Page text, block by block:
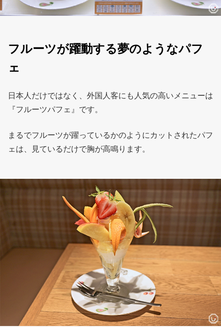
フルーツが躍動する夢のようなパフ
ェ
日本人だけではなく、外国人客にも人気の高いメニューは
『フルーツパフェ』です。
まるでフルーツが躍っているかのようにカットされたパフ
ェは、見ているだけで胸が高鳴ります。